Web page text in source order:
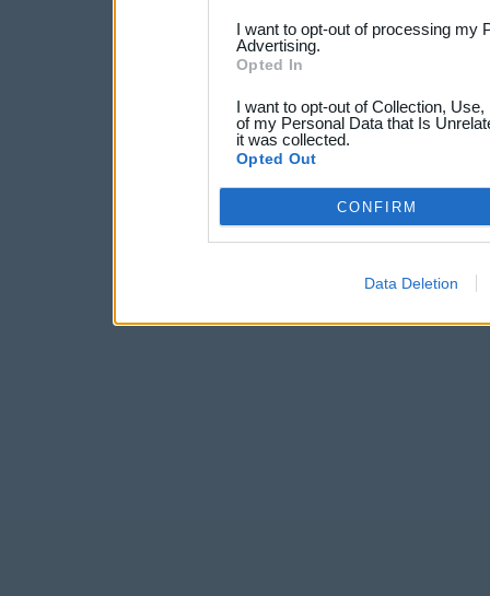
I want to opt-out of processing my
Advertising.
Opted In
I want to opt-out of Collection,
of my Personal Data that Is
it was collected.
Opted Out
CONFIRM
Data Deletion